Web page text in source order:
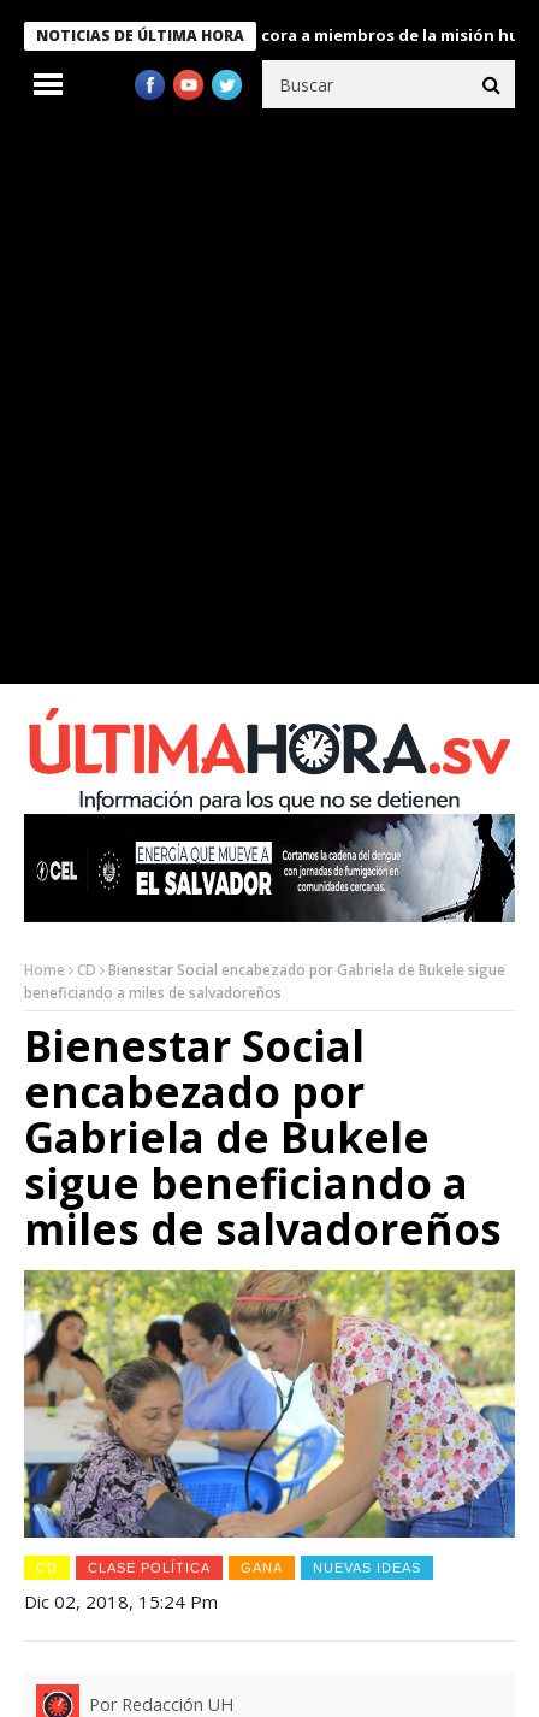
NOTICIAS DE ÚLTIMA HORA
Bukele condecora a miembros de la misión humanitaria
Home CD
Bienestar Social encabezado por Gabriela de Bukele sigue
beneficiando a miles de salvadoreños
Bienestar Social
encabezado por
Gabriela de Bukele
sigue beneficiando a
miles de salvadoreños
CD CLASE POLÍTICA GANA NUEVAS IDEAS
Dic 02, 2018, 15:24 Pm
Por Redacción UH